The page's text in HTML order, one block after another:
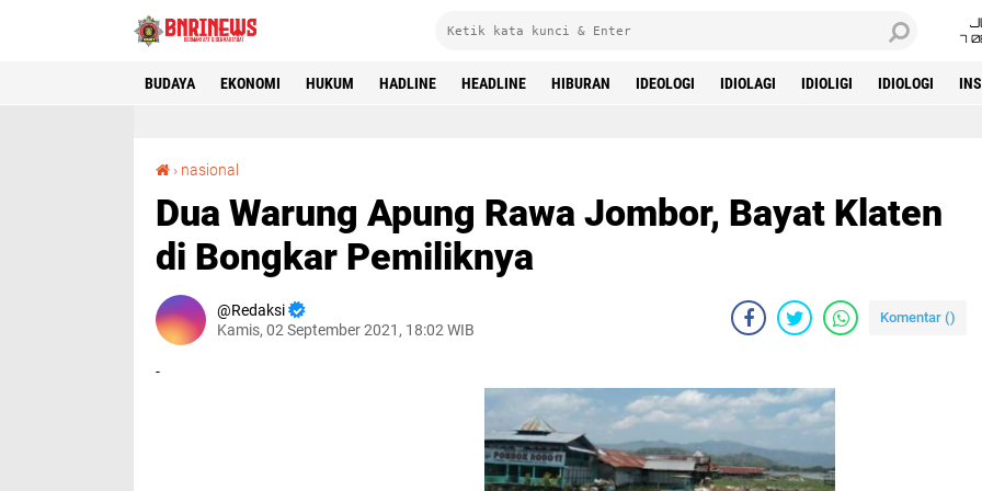
7
BUDAYA EKONOMI HUKUM HADLINE HEADLINE HIBURAN IDEOLOGI IDIOLAGI IDIOLIGI IDIOLOGI
› nasional
Dua Warung Apung Rawa Jombor, Bayat Klaten
di Bongkar Pemiliknya
Redaksi
Kamis, 02 September 2021, 18:02 WIB
Komentar ()
-